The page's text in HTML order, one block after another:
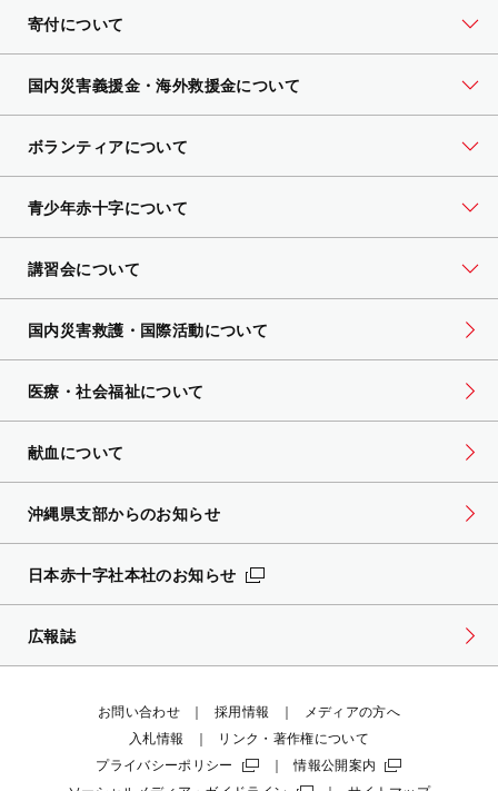
寄付について
国内災害義援金・海外救援金について
ボランティアについて
青少年赤十字について
講習会について
国内災害救護・国際活動について
医療・社会福祉について
献血について
沖縄県支部からのお知らせ
日本赤十字社本社のお知らせ
広報誌
お問い合わせ 採用情報
メディアの方へ
入札情報
リンク・著作権について
プライバシーポリシー
情報公開案内